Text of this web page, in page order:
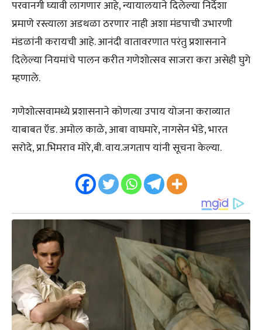
परवानगी घ्यावी लागणार आहे, न्यायालयाने दिलेल्या निर्देशा
प्रमाणे रस्त्याला अडथळा ठरणार नाही अशा मंडपाची उभारणी
मंडळांनी करायची आहे. आनंदी वातावरणात परंतु प्रशासनाने
दिलेल्या नियमांचे पालन करीत गणेशोत्सव साजरा करा असेही घुगे
म्हणाले.
गणेशोत्सवामध्ये प्रशासनाने कोणत्या उपाय योजना कराव्यात
याबाबत ऍड. अमोल काळे, आबा वाघमारे, नागसेन भेंडे, भारत
सरोदे, प्रा.भिमराव मोरे,बी. वाय.जगताप यांनी सूचना केल्या.